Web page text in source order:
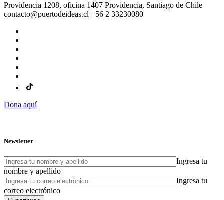
Providencia 1208, oficina 1407 Providencia, Santiago de Chile
contacto@puertodeideas.cl +56 2 33230080
Dona aquí
Newsletter
Ingresa tu
nombre y apellido
Ingresa tu
correo electrónico